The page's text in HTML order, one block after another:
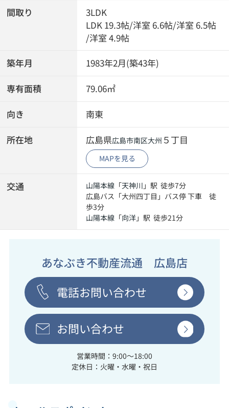
間取り
3LDK
LDK 19.3帖/洋室 6.6帖/洋室 6.5帖
/洋室 4.9帖
築年月 1983年2月(築43年)
専有面積 79.06㎡
向き 南東
所在地 広島県広島市南区大州 ５丁目
MAPを見る
交通 山陽本線 「天神川 」駅 徒歩7分
広島バス「大州四丁目」バス停 下車 徒
歩3分
山陽本線 「向洋」駅 徒歩21分
あなぶき不動産流通 広島店
電話お問い合わせ
お問い合わせ
営業時間：9:00～18:00
定休日：火曜・水曜・祝日